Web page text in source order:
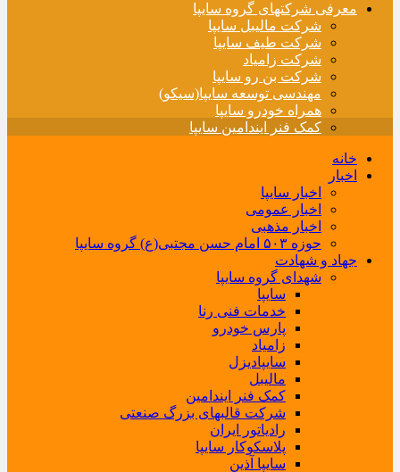
معرفی شرکتهای گروه سایپا
شرکت مالیبل سایپا
شرکت طیف سایپا
شرکت زامیاد
شرکت بن رو سایپا
مهندسی توسعه سایپا(سیکو)
همراه خودرو سایپا
کمک فنر ایندامین سایپا
خانه
اخبار
اخبار سایپا
اخبار عمومی
اخبار مذهبی
حوزه ۵۰۳ امام حسن مجتبی(ع) گروه سایپا
جهاد و شهادت
شهدای گروه سایپا
سایپا
خدمات فنی رنا
پارس خودرو
زامیاد
سایپادیزل
مالیبل
کمک فنر ایندامین
شرکت قالبهای بزرگ صنعتی
رادیاتور ایران
پلاسکوکار سایپا
سایپا آذین